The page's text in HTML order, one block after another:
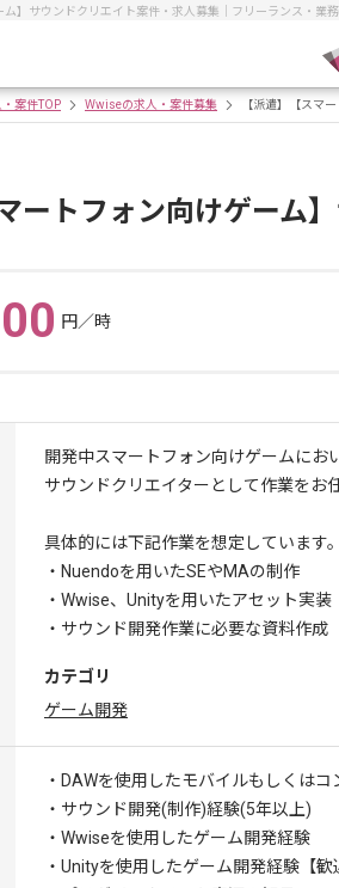
ム】サウンドクリエイト案件・求人募集｜フリーランス・業
案件TOP Wwiseの求人・案件募集 【派遣】【スマ
ートフォン向けゲーム
円／時
開発中スマートフォン向けゲームに
サウンドクリエイターとして作業をお
具体的には下記作業を想定しています
・Nuendoを用いたSEやMAの制作
・Wwise、Unityを用いたアセット実装
・サウンド開発作業に必要な資料作成
カテゴリ
ゲーム開発
・DAWを使用したモバイルもしくは
・サウンド開発(制作)経験(5年以上)
・Wwiseを使用したゲーム開発経験
・Unityを使用したゲーム開発経験 【